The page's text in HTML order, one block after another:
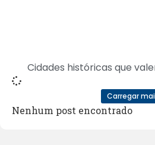
Cidades históricas que
Carregar
Nenhum post encontrado